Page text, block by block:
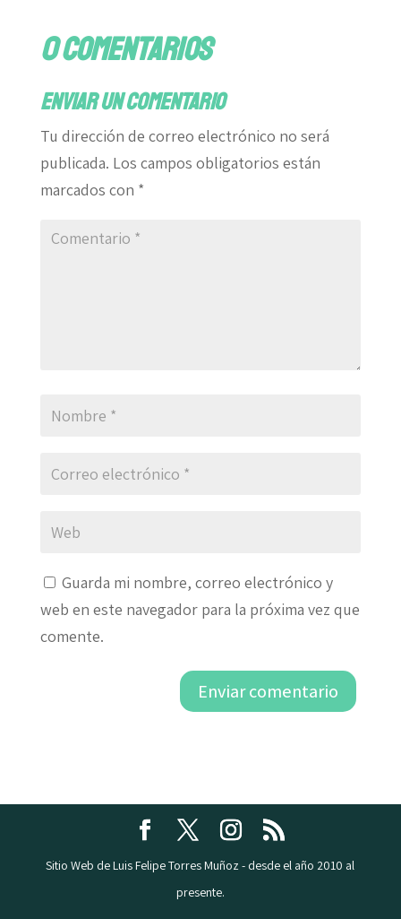
0 comentarios
Enviar un comentario
Tu dirección de correo electrónico no será
publicada. Los campos obligatorios están
marcados con *
Guarda mi nombre, correo electrónico y
web en este navegador para la próxima vez que
comente.
Enviar comentario
Sitio Web de Luis Felipe Torres Muñoz - desde el año 2010 al
presente.